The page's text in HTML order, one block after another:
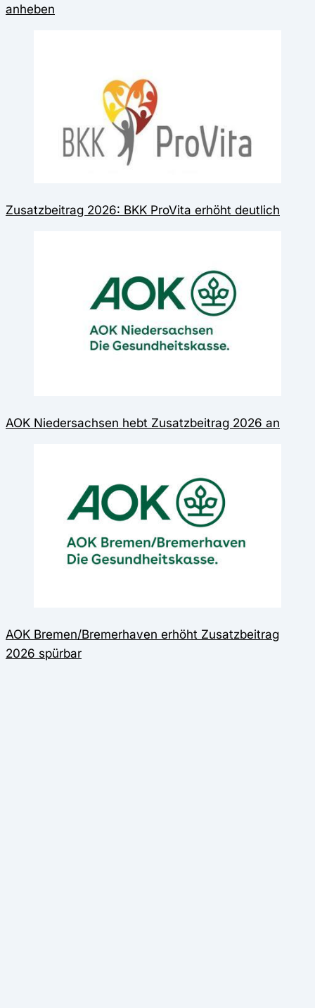
anheben
Zusatzbeitrag 2026: BKK ProVita erhöht deutlich
AOK Niedersachsen hebt Zusatzbeitrag 2026 an
AOK Bremen/Bremerhaven erhöht Zusatzbeitrag
2026 spürbar